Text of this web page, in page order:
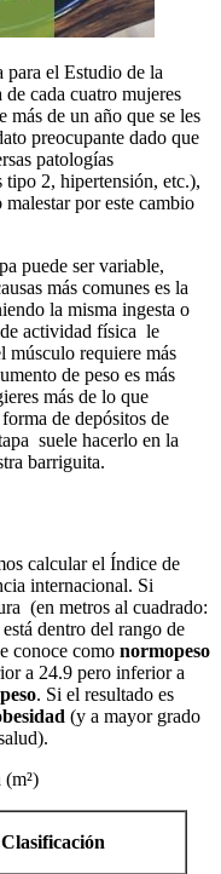
para el Estudio de la
cada cuatro mujeres
más de un año que se les
preocupante dado que
patologías
tipo 2, hipertensión, etc.),
malestar por este cambio
puede ser variable,
más comunes es la
la misma ingesta o
actividad física le
músculo requiere más
de peso es más
más de lo que
de depósitos de
suele hacerlo en la
barriguita.
calcular el Índice de
internacional. Si
(en metros al cuadrado:
dentro del rango de
conoce como normopeso
a 24.9 pero inferior a
. Si el resultado es
(y a mayor grado
Clasificación